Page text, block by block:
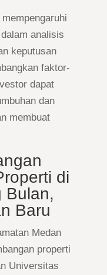
analisis
keputusan
faktor-
dapat
dan
membuat
di
Bulan,
Baru
Medan
properti
Universitas